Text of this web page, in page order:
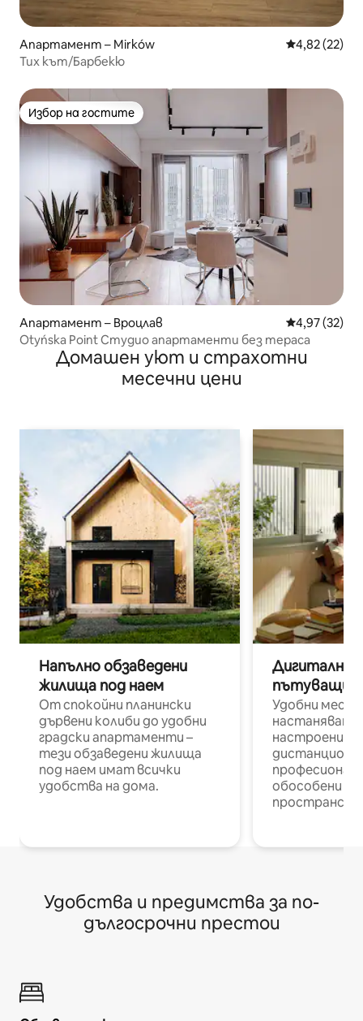
Апартамент – Mirków Средна
4,82 (22)
Тих кът/Барбекю
Избор на гостите
Избор на гостите
Апартамент – Вроцлав Средна
4,97 (32)
Otyńska Point Студио апартаменти без тераса
Домашен уют и страхотни
месечни цени
Напълно обзаведени
жилища под наем
От спокойни планински
дървени колиби до удобни
градски апартаменти –
тези обзаведени жилища
под наем имат всички
удобства на дома.
Дигитални
пътуващи
Удобни
настаняване
настроени и
обособени
Удобства и предимства за по-
дългосрочни престои